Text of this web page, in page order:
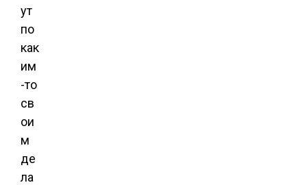
ут
по
как
им
-то
св
ои
м
де
ла